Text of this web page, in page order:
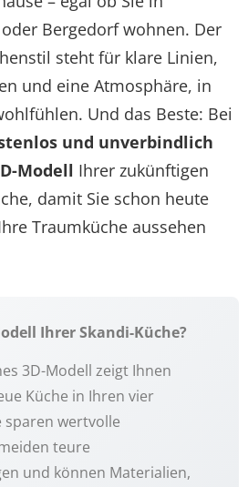
Bergedorf wohnen. Der
steht für klare Linien,
und eine Atmosphäre, in
Und das Beste: Bei
und unverbindlich
Modell Ihrer zukünftigen
damit Sie schon heute
Traumküche aussehen
Ihrer Skandi-Küche?
3D-Modell zeigt Ihnen
Küche in Ihren vier
sparen wertvolle
teure
und können Materialien,